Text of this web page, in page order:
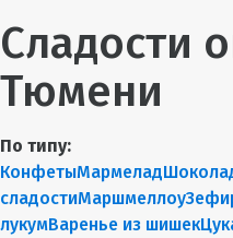
Сладости
Тюмени
По типу:
КонфетыМармелад
сладостиМаршмеллоу
лукумВаренье из шишек